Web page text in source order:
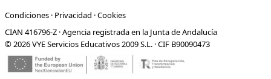
Condiciones · Privacidad ·Cookies
CIAN 416796-Z · Agencia registrada en la Junta de Andalucía
© 2026 VYE Servicios Educativos 2009 S.L. · CIF B90090473